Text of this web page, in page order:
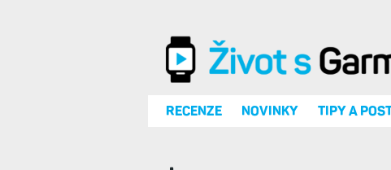
RECENZE NOVINKY TIPY A